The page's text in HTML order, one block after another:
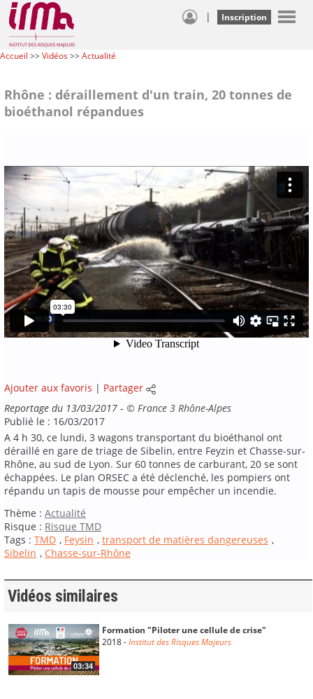
| Inscription
Accueil >>Vidéos>>Actualité
Rhône : déraillement d'un train, 20 tonnes de
bioéthanol répandues
Ajouter aux favoris | Partager
Reportage du 13/03/2017 - © France 3 Rhône-Alpes
Publié le : 16/03/2017
A 4 h 30, ce lundi, 3 wagons transportant du bioéthanol ont
déraillé en gare de triage de Sibelin, entre Feyzin et Chasse-sur-
Rhône, au sud de Lyon. Sur 60 tonnes de carburant, 20 se sont
échappées. Le plan ORSEC a été déclenché, les pompiers ont
répandu un tapis de mousse pour empêcher un incendie.
Thème : Actualité
Risque : Risque TMD
Tags : TMD , Feysin , transport de matières dangereuses ,
Sibelin , Chasse-sur-Rhône
Vidéos similaires
03:34
Formation "Piloter une cellule de crise"
2018-Institut des Risques Majeurs